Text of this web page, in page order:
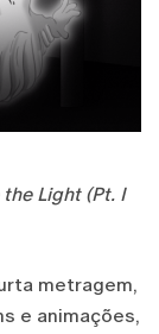
the Light (Pt. I
metragem,
e animações,